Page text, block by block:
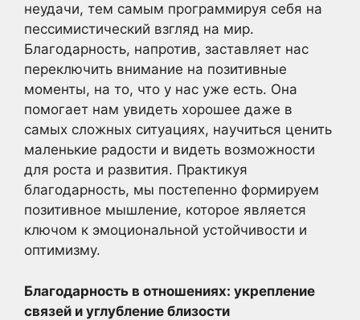
неудачи, тем самым программируя себя на
пессимистический взгляд на мир.
Благодарность, напротив, заставляет нас
переключить внимание на позитивные
моменты, на то, что у нас уже есть. Она
помогает нам увидеть хорошее даже в
самых сложных ситуациях, научиться ценить
маленькие радости и видеть возможности
для роста и развития. Практикуя
благодарность, мы постепенно формируем
позитивное мышление, которое является
ключом к эмоциональной устойчивости и
оптимизму.
Благодарность в отношениях: укрепление
связей и углубление близости